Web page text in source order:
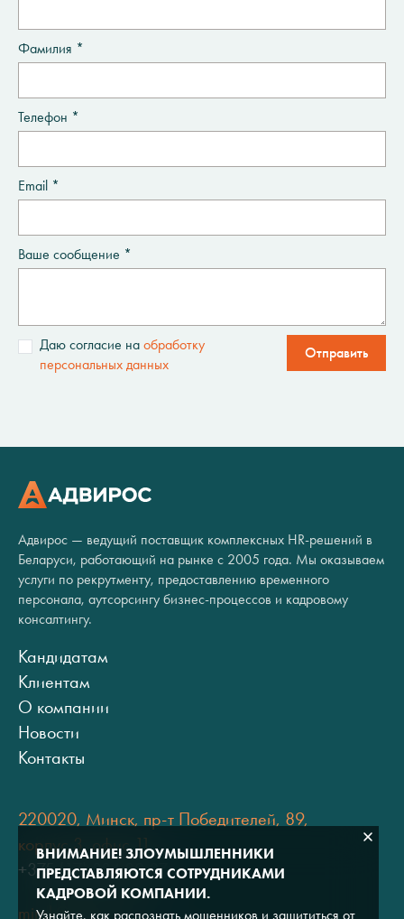
Фамилия *
Телефон *
Email *
Ваше сообщение *
Даю согласие на обработку
персональных данных
Отправить
Адвирос — ведущий поставщик комплексных HR-решений в
Беларуси, работающий на рынке с 2005 года. Мы оказываем
услуги по рекрутменту, предоставлению временного
персонала, аутсорсингу бизнес-процессов и кадровому
консалтингу.
Кандидатам
Клиентам
О компании
Новости
Контакты
220020, Минск, пр-т Победителей, 89,
корпус 3, офис 11
+375 (17) 334 80 07
minsk@adviros.by
ВНИМАНИЕ! ЗЛОУМЫШЛЕННИКИ
ПРЕДСТАВЛЯЮТСЯ СОТРУДНИКАМИ
КАДРОВОЙ КОМПАНИИ.
Узнайте, как распознать мошенников и защититься от